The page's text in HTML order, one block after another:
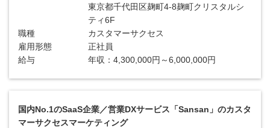
東京都千代田区麹町4-8麹町クリスタルシ
ティ6F
職種
カスタマーサクセス
雇用形態
正社員
給与
年収：4,300,000円～6,000,000円
国内No.1のSaaS企業／営業DXサービス「Sansan」のカスタ
マーサクセスマーケティング